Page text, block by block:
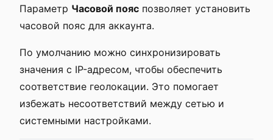
Параметр Часовой пояс позволяет установить
часовой пояс для аккаунта.
По умолчанию можно синхронизировать
значения с IP-адресом, чтобы обеспечить
соответствие геолокации. Это помогает
избежать несоответствий между сетью и
системными настройками.